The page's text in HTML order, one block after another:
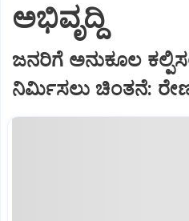
ಅಭಿವೃದ್ದಿ
ಜನರಿಗೆ ಅನುಕೂಲ
ನಿರ್ಮಿಸಲು ಚಿಂತನೆ: